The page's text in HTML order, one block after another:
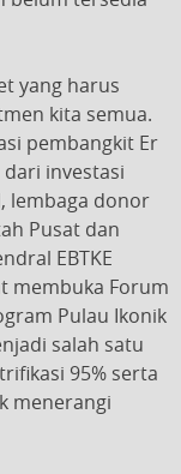
yang harus
kita semua.
pembangkit Er
investasi
lembaga donor
Pusat dan
EBTKE
membuka Forum
Pulau Ikonik
salah satu
95% serta
menerangi